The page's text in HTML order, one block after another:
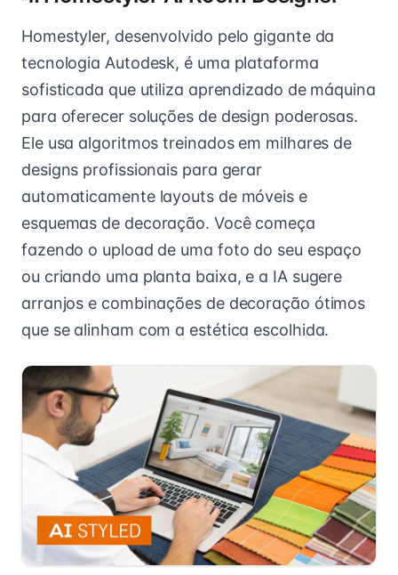
Homestyler, desenvolvido pelo gigante da
tecnologia Autodesk, é uma plataforma
sofisticada que utiliza aprendizado de máquina
para oferecer soluções de design poderosas.
Ele usa algoritmos treinados em milhares de
designs profissionais para gerar
automaticamente layouts de móveis e
esquemas de decoração. Você começa
fazendo o upload de uma foto do seu espaço
ou criando uma planta baixa, e a IA sugere
arranjos e combinações de decoração ótimos
que se alinham com a estética escolhida.